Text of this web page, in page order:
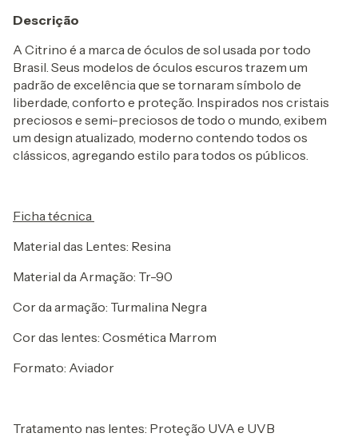
Descrição
A Citrino é a marca de óculos de sol usada por todo
Brasil. Seus modelos de óculos escuros trazem um
padrão de excelência que se tornaram símbolo de
liberdade, conforto e proteção. Inspirados nos cristais
preciosos e semi-preciosos de todo o mundo, exibem
um design atualizado, moderno contendo todos os
clássicos, agregando estilo para todos os públicos.
Ficha técnica
Material das Lentes: Resina
Material da Armação: Tr-90
Cor da armação: Turmalina Negra
Cor das lentes: Cosmética Marrom
Formato: Aviador
Tratamento nas lentes: Proteção UVA e UVB